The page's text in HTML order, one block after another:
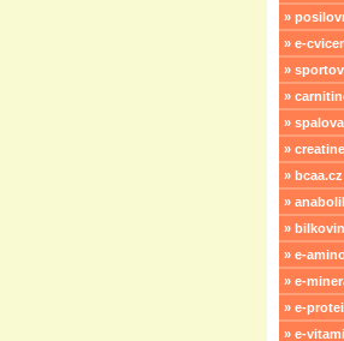
»
» e-
»
»
»
»
» bcaa.cz
»
»
» e-
» e-
» e-
» e-